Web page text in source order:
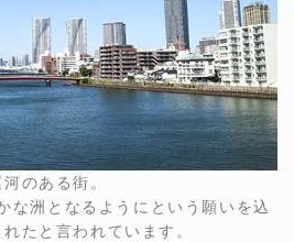
河のある街。
な洲となるようにという願いを込
たと言われています。